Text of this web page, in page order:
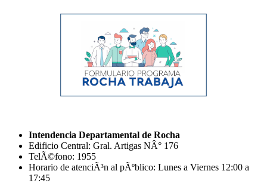
Intendencia Departamental de Rocha
Edificio Central: Gral. Artigas NÂ° 176
TelÃ©fono: 1955
Horario de atenciÃ³n al pÃºblico: Lunes a Viernes 12:00 a
17:45